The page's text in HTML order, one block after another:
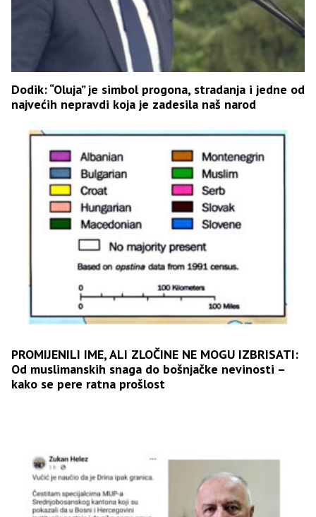
Dodik: “Oluja” je simbol progona, stradanja i jedne od
najvećih nepravdi koja je zadesila naš narod
PROMIJENILI IME, ALI ZLOČINE NE MOGU IZBRISATI:
Od muslimanskih snaga do bošnjačke nevinosti –
kako se pere ratna prošlost